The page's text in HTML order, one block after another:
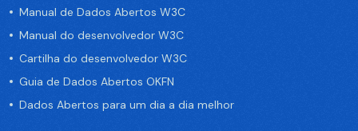
Manual de Dados Abertos W3C
Manual do desenvolvedor W3C
Cartilha do desenvolvedor W3C
Guia de Dados Abertos OKFN
Dados Abertos para um dia a dia melhor